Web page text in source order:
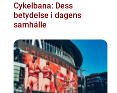
Cykelbana: Dess
betydelse i dagens
samhälle